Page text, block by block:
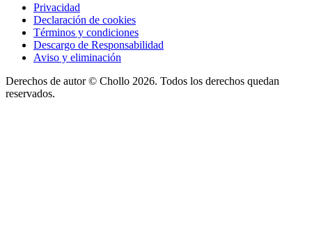
Privacidad
Declaración de cookies
Términos y condiciones
Descargo de Responsabilidad
Aviso y eliminación
Derechos de autor © Chollo 2026. Todos los derechos quedan
reservados.